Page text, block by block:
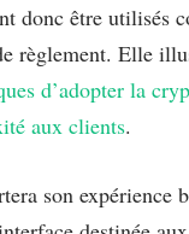
donc être utilisés
règlement. Elle
d’adopter la
aux clients.
son expérience